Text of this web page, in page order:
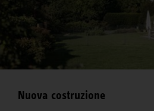
Nuova costruzione